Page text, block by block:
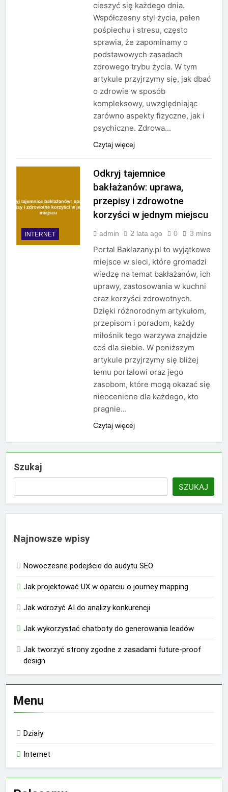
cieszyć się każdego dnia.
Współczesny styl życia, pełen
pośpiechu i stresu, często
sprawia, że zapominamy o
podstawowych zasadach
zdrowego trybu życia. W tym
artykule przyjrzymy się, jak dbać
o zdrowie w sposób
kompleksowy, uwzględniając
zarówno aspekty fizyczne, jak i
psychiczne. Zdrowa…
Czytaj więcej
INTERNET
Odkryj tajemnice
bakłażanów: uprawa,
przepisy i zdrowotne
korzyści w jednym miejscu
admin 2 lata ago 0 3 mins
Portal Baklazany.pl to wyjątkowe
miejsce w sieci, które gromadzi
wiedzę na temat bakłażanów, ich
uprawy, zastosowania w kuchni
oraz korzyści zdrowotnych.
Dzięki różnorodnym artykułom,
przepisom i poradom, każdy
miłośnik tego warzywa znajdzie
coś dla siebie. W poniższym
artykule przyjrzymy się bliżej
temu portalowi oraz jego
zasobom, które mogą okazać się
nieocenione dla każdego, kto
pragnie…
Czytaj więcej
Szukaj
SZUKAJ
Najnowsze wpisy
Nowoczesne podejście do audytu SEO
Jak projektować UX w oparciu o journey mapping
Jak wdrożyć AI do analizy konkurencji
Jak wykorzystać chatboty do generowania leadów
Jak tworzyć strony zgodne z zasadami future-proof
design
Menu
Działy
Internet